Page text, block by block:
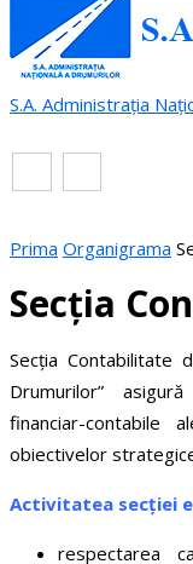
S.A. Administrația
Prima Organigrama
Secția
Secția Contabilitate
Drumurilor”
financiar-contabile
obiectivelor
Activitatea secției
respectarea